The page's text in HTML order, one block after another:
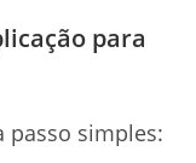
para
passo simples: